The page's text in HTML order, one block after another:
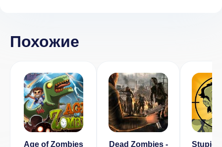
Похожие
Age of Zombies
Dead Zombies -
Stupid